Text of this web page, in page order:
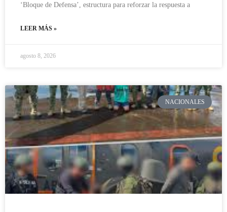
‘Bloque de Defensa’, estructura para reforzar la respuesta a
LEER MÁS »
agosto 8, 2026
NACIONALES